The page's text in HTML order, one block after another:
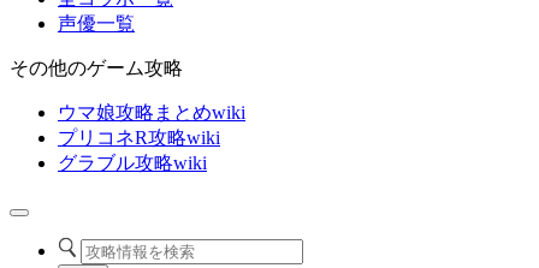
声優一覧
その他のゲーム攻略
ウマ娘攻略まとめwiki
プリコネR攻略wiki
グラブル攻略wiki